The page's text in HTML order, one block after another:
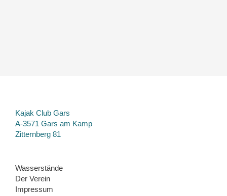
Kajak Club Gars
A-3571 Gars am Kamp
Zitternberg 81
Wasserstände
Der Verein
Impressum